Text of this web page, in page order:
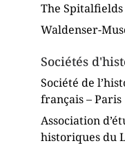
The
Waldenser-
Sociétés
Société de
français – Paris
Association
historiques du